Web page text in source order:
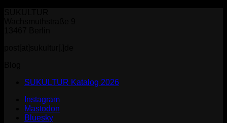
SUKULTUR Katalog 2026
Instagram
Mastodon
Bluesky